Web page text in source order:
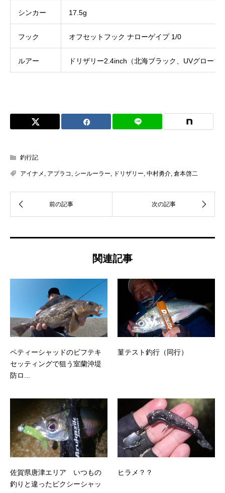
シンカー 17.5g
フック オフセットフック ナローゲイプ 1/0
ルアー ドリザリー2.4inch（北海ブラック、UVグロー
釣行記
アイナメ , アブラコ , シールーラー, ドリザリー, 中村勇介, 倉本啓二
関連記事
ペティーシャッドのビフテキ
セッティングで狙う室蘭沖堤
防ロ...
菫テスト釣行（同行）
佐賀県唐津エリア いつもの
釣りと違ったピクシーシャッ
ヒラメ？？